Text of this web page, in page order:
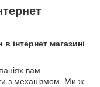
інтернет магазині
вам
з механізмом. Ми ж